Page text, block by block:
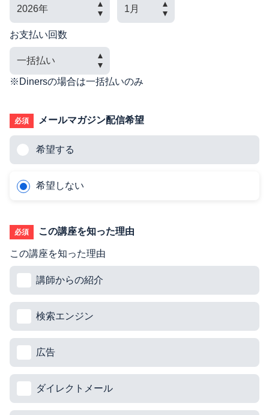
お支払い回数
※Dinersの場合は一括払いのみ
必須 メールマガジン配信希望
希望する
希望しない
必須 この講座を知った理由
この講座を知った理由
講師からの紹介
検索エンジン
広告
ダイレクトメール